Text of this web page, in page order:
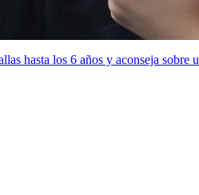
hasta los 6 años y aconseja sobre